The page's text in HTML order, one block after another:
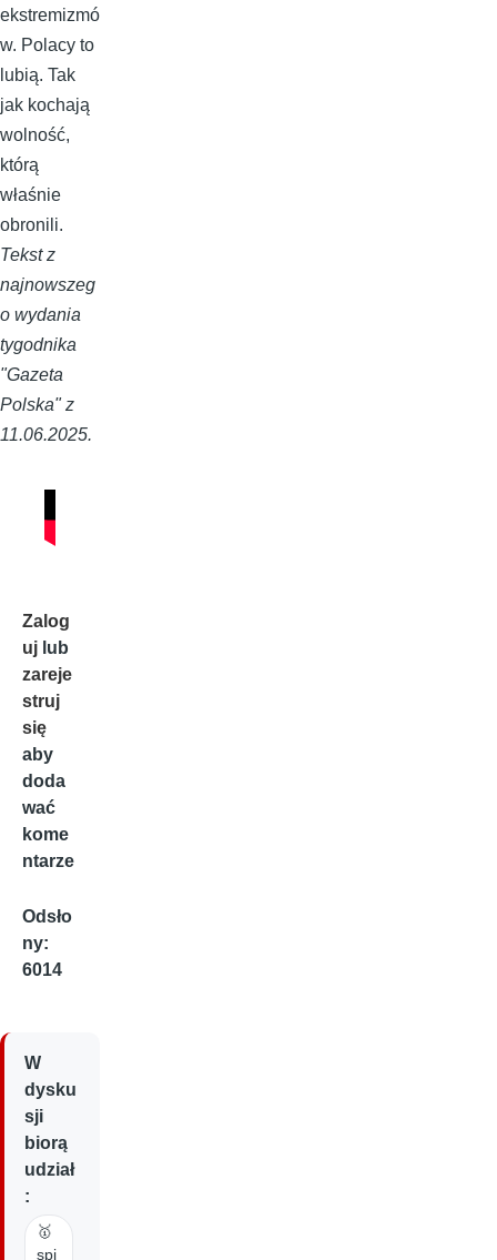
ekstremizmó
w. Polacy to
lubią. Tak
jak kochają
wolność,
którą
właśnie
obronili.
Tekst z
najnowszeg
o wydania
tygodnika
"Gazeta
Polska" z
11.06.2025.
Zalog
uj lub
zareje
struj
się
aby
doda
wać
kome
ntarze
Odsło
ny:
6014
W
dysku
sji
biorą
udział
:
🥇
spi